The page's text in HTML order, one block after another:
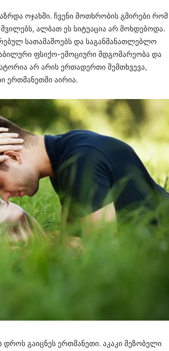
ოჯახში. ჩვენი მოთხრობის გმირები რომ
ალბათ ეს სიტუაცია არ მოხდებოდა.
სათამაშოებს და საგანმანათლებლო
ფსიქო-ემოციური მდგომარეობა და
არ არის ერთადერთი შემთხვევა,
ერთმანეთში აირია.
დროს გაიცნეს ერთმანეთი. აკაკი მეზობელი